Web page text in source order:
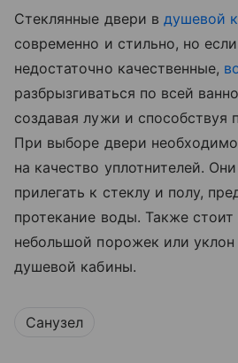
Стеклянные двери в душевой
современно и стильно, но
недостаточно качественные,
разбрызгиваться по всей
создавая лужи и способствуя
При выборе двери
на качество уплотнителей.
прилегать к стеклу и полу,
протекание воды. Также
небольшой порожек или уклон
душевой кабины.
Санузел